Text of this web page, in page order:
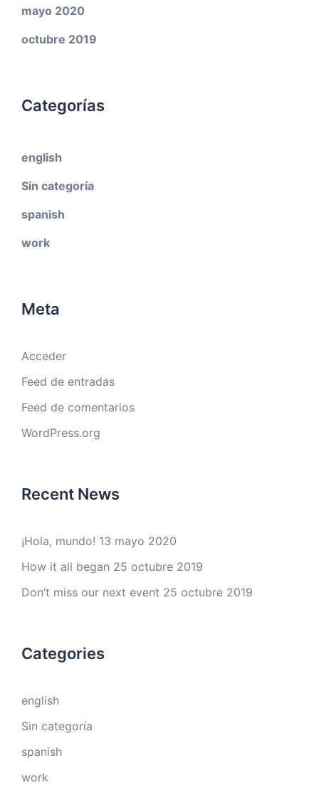
mayo 2020
octubre 2019
Categorías
english
Sin categoría
spanish
work
Meta
Acceder
Feed de entradas
Feed de comentarios
WordPress.org
Recent News
¡Hola, mundo! 13 mayo 2020
How it all began 25 octubre 2019
Don’t miss our next event 25 octubre 2019
Categories
english
Sin categoría
spanish
work